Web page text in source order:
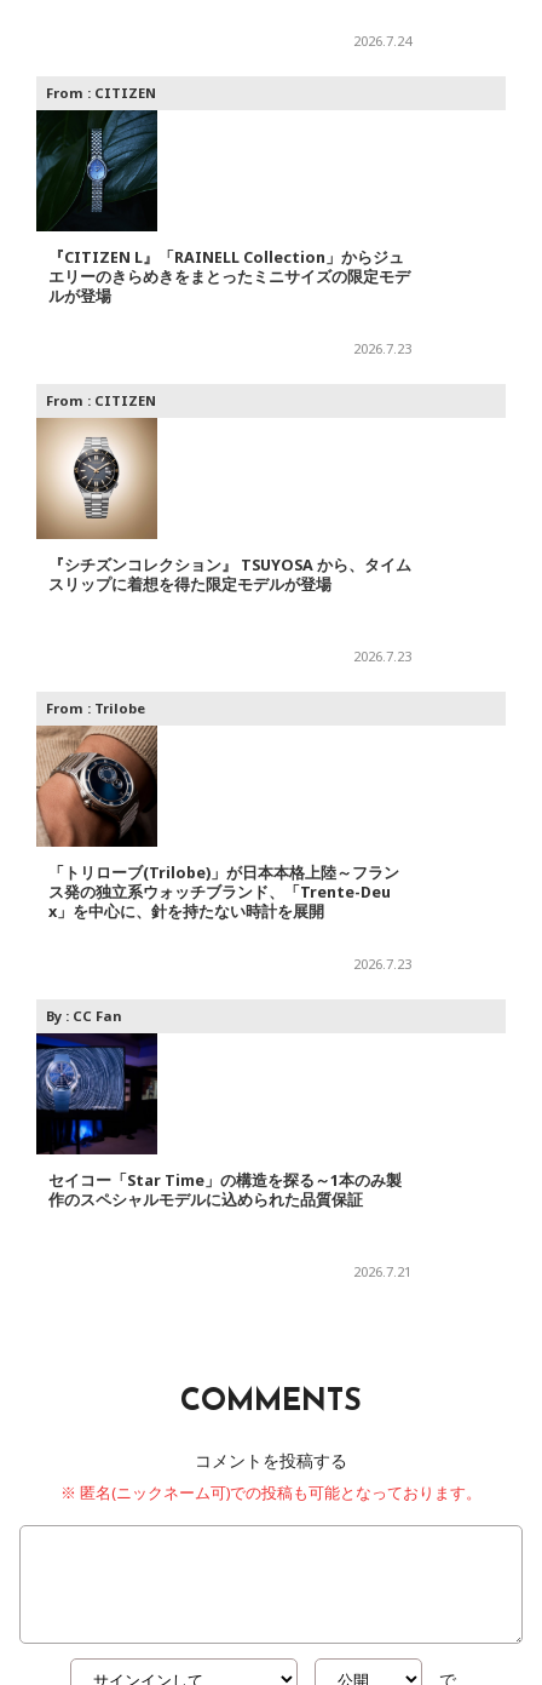
2026.7.24
From : CITIZEN
『CITIZEN L』「RAINELL Collection」からジュ
エリーのきらめきをまとったミニサイズの限定モデ
ルが登場
2026.7.23
From : CITIZEN
『シチズンコレクション』 TSUYOSA から、タイム
スリップに着想を得た限定モデルが登場
2026.7.23
From : Trilobe
「トリローブ(Trilobe)」が日本本格上陸～フラン
ス発の独立系ウォッチブランド、「Trente-Deu
x」を中心に、針を持たない時計を展開
2026.7.23
By : CC Fan
セイコー「Star Time」の構造を探る～1本のみ製
作のスペシャルモデルに込められた品質保証
2026.7.21
COMMENTS
コメントを投稿する
※ 匿名(ニックネーム可)での投稿も可能となっております。
で